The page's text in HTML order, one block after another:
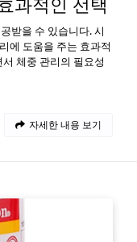
과적인 선택
받을 수 있습니다. 시
에 도움을 주는 효과적
체중 관리의 필요성
자세한 내용 보기